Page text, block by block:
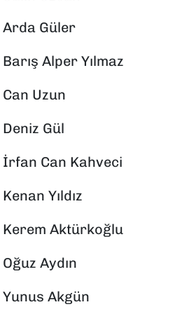
Arda Güler
Barış Alper Yılmaz
Can Uzun
Deniz Gül
İrfan Can Kahveci
Kenan Yıldız
Kerem Aktürkoğlu
Oğuz Aydın
Yunus Akgün